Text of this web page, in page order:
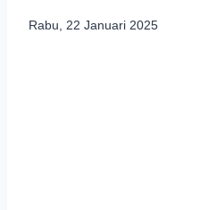
Rabu, 22 Januari 2025